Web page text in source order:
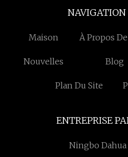
NAVIGATION
Maison À Propos
Nouvelles Blog
Plan Du Site
ENTREPRISE
Ningbo Dahua Broyage